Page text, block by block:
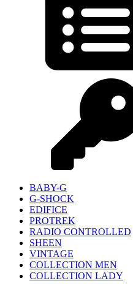
BABY-G
G-SHOCK
EDIFICE
PROTREK
RADIO CONTROLLED
SHEEN
VINTAGE
COLLECTION MEN
COLLECTION LADY